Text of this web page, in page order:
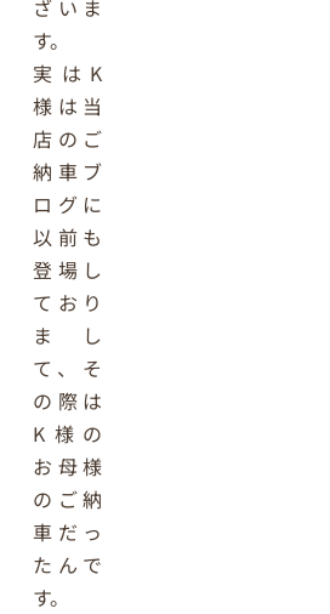
ざいま
す。
実はK
様は当
店のご
納車ブ
ログに
以前も
登場し
ており
まし
て、そ
の際は
K様の
お母様
のご納
車だっ
たんで
す。